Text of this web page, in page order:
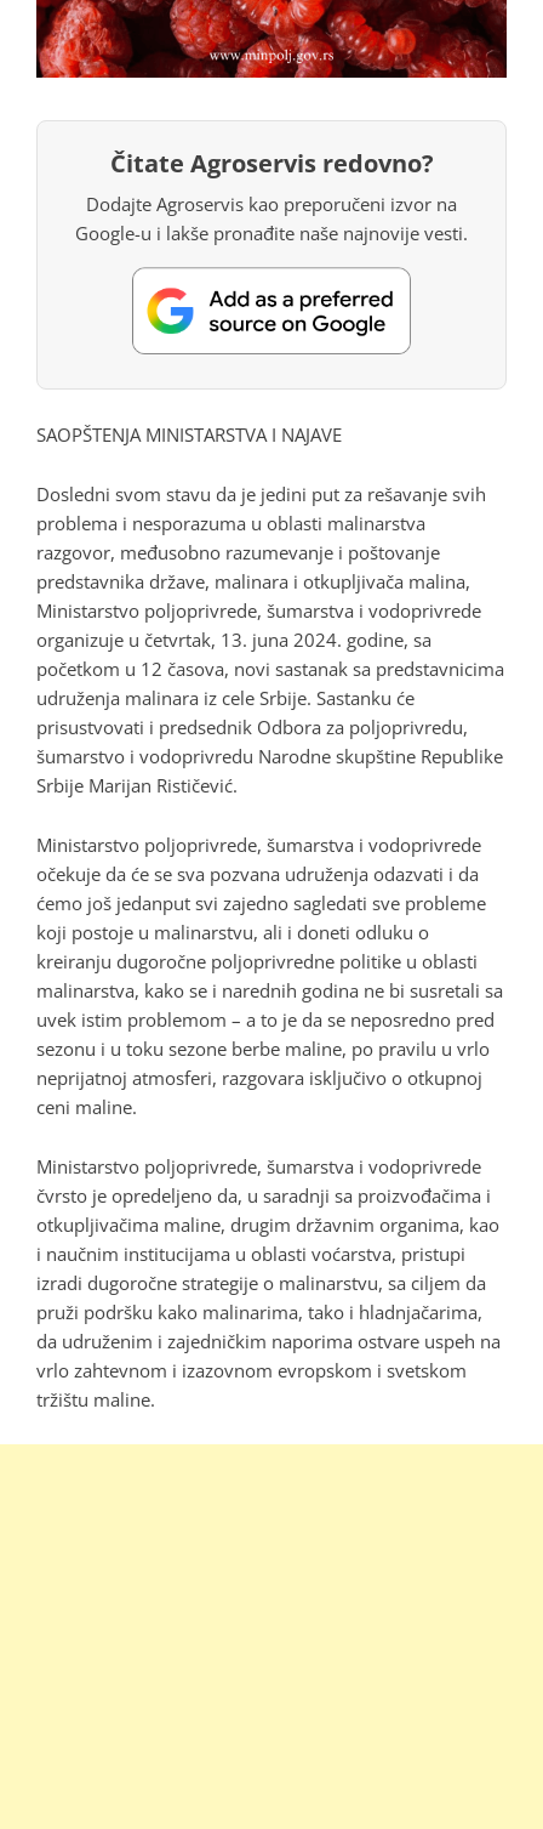
Čitate Agroservis redovno?
Dodajte Agroservis kao preporučeni izvor na
Google-u i lakše pronađite naše najnovije vesti.
SAOPŠTENJA MINISTARSTVA I NAJAVE
Dosledni svom stavu da je jedini put za rešavanje svih
problema i nesporazuma u oblasti malinarstva
razgovor, međusobno razumevanje i poštovanje
predstavnika države, malinara i otkupljivača malina,
Ministarstvo poljoprivrede, šumarstva i vodoprivrede
organizuje u četvrtak, 13. juna 2024. godine, sa
početkom u 12 časova, novi sastanak sa predstavnicima
udruženja malinara iz cele Srbije. Sastanku će
prisustvovati i predsednik Odbora za poljoprivredu,
šumarstvo i vodoprivredu Narodne skupštine Republike
Srbije Marijan Rističević.
Ministarstvo poljoprivrede, šumarstva i vodoprivrede
očekuje da će se sva pozvana udruženja odazvati i da
ćemo još jedanput svi zajedno sagledati sve probleme
koji postoje u malinarstvu, ali i doneti odluku o
kreiranju dugoročne poljoprivredne politike u oblasti
malinarstva, kako se i narednih godina ne bi susretali sa
uvek istim problemom – a to je da se neposredno pred
sezonu i u toku sezone berbe maline, po pravilu u vrlo
neprijatnoj atmosferi, razgovara isključivo o otkupnoj
ceni maline.
Ministarstvo poljoprivrede, šumarstva i vodoprivrede
čvrsto je opredeljeno da, u saradnji sa proizvođačima i
otkupljivačima maline, drugim državnim organima, kao
i naučnim institucijama u oblasti voćarstva, pristupi
izradi dugoročne strategije o malinarstvu, sa ciljem da
pruži podršku kako malinarima, tako i hladnjačarima,
da udruženim i zajedničkim naporima ostvare uspeh na
vrlo zahtevnom i izazovnom evropskom i svetskom
tržištu maline.